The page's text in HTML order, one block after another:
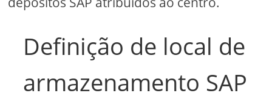
Definição de local de
armazenamento SAP